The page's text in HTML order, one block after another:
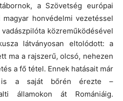
a Szövetség európai
honvédelmi vezetéssel
közreműködésével
látványosan eltolódott: a
ma a rajszerű, olcsó, nehezen
a fő tétel. Ennek hatásait már
is a saját bőrén érezte –
államokon át Romániáig.